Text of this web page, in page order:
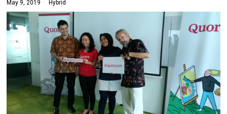
May 9, 2019 Hybrid